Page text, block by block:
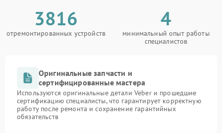
3816
отремонтированных устройств
4
минимальный опыт работы
специалистов
Оригинальные запчасти и
сертифицированные мастера
Используются оригинальные детали Veber и прошедшие
сертификацию специалисты, что гарантирует корректную
работу после ремонта и сохранение гарантийных
обязательств